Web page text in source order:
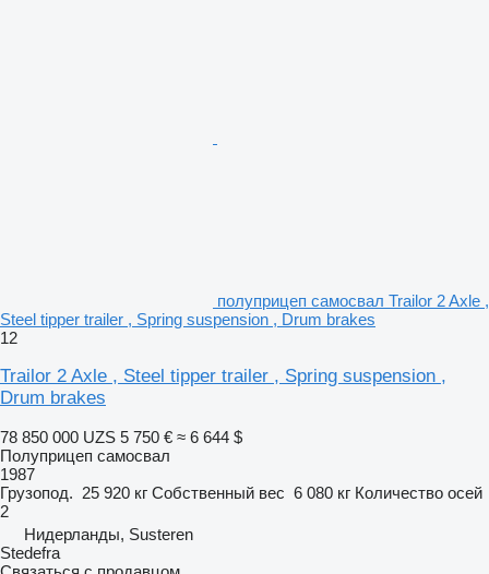
полуприцеп самосвал Trailor 2 Axle ,
Steel tipper trailer , Spring suspension , Drum brakes
12
Trailor 2 Axle , Steel tipper trailer , Spring suspension ,
Drum brakes
78 850 000 UZS 5 750 € ≈ 6 644 $
Полуприцеп самосвал
1987
Грузопод. 25 920 кг Собственный вес 6 080 кг Количество осей
2
Нидерланды, Susteren
Stedefra